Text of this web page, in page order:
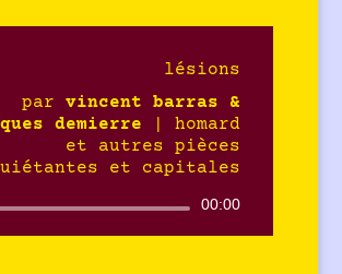
lésions
parvincent barras &
demierre |homard
et autres pièces
et capitales
Lecteur
00:00